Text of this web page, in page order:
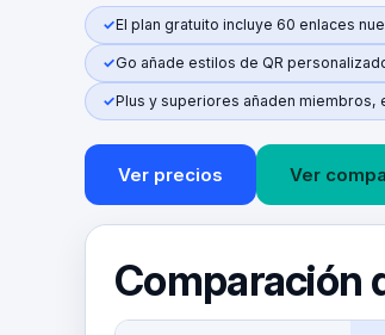
El plan gratuito incluye 60 enlaces
Go añade estilos de QR
Plus y superiores añaden miembros,
Ver precios Ver
Comparación